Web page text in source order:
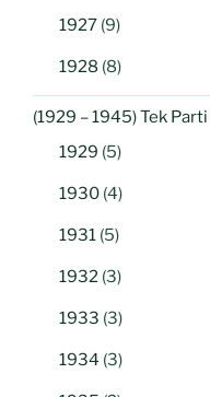
1927 (9)
1928 (8)
(1929 – 1945) Tek
1929 (5)
1930 (4)
1931 (5)
1932 (3)
1933 (3)
1934 (3)